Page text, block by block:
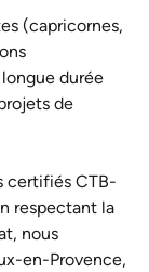
(capricornes,
durée
de
certifiés CTB-
respectant la
nous
en-Provence,